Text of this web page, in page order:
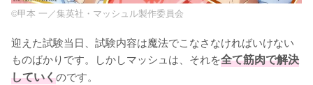
©甲本 一／集英社・マッシュル製作委員会
迎えた試験当日、試験内容は魔法でこなさなければいけない
ものばかりです。しかしマッシュは、それを全て筋肉で解決
していくのです。